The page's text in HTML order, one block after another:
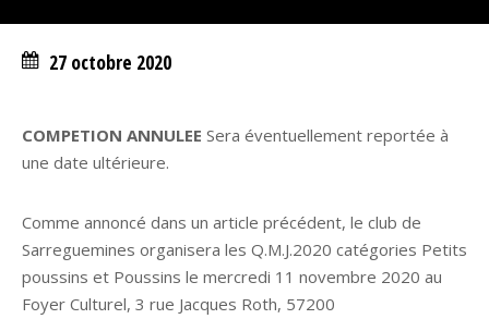
27 octobre 2020
COMPETION ANNULEE Sera éventuellement reportée à
une date ultérieure.
Comme annoncé dans un article précédent, le club de
Sarreguemines organisera les Q.M.J.2020 catégories Petits
poussins et Poussins le mercredi 11 novembre 2020 au
Foyer Culturel, 3 rue Jacques Roth, 57200